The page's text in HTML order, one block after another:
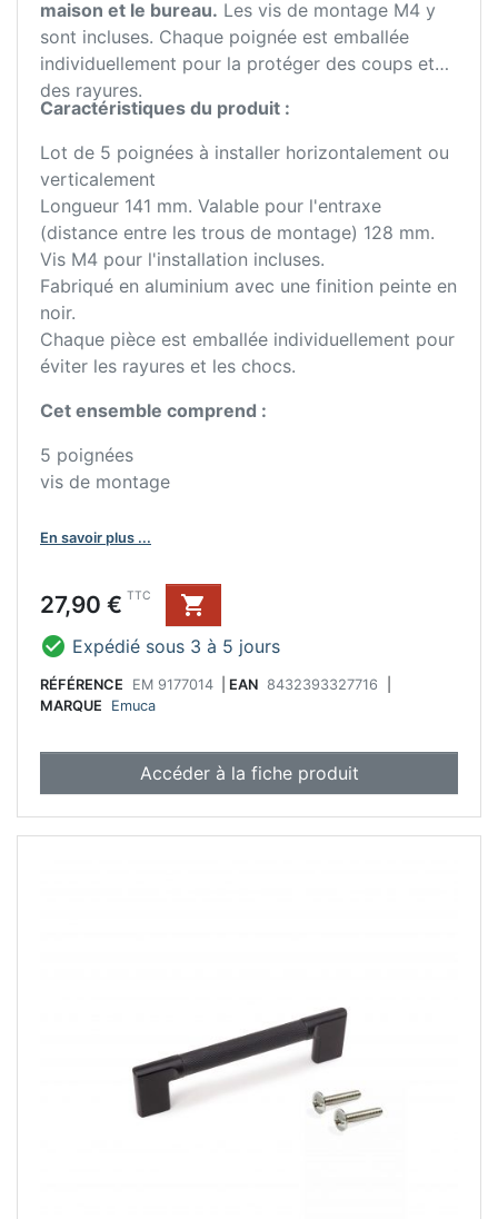
maison et le bureau. Les vis de montage M4 y
sont incluses. Chaque poignée est emballée
individuellement pour la protéger des coups et
des rayures.
Caractéristiques du produit :
Lot de 5 poignées à installer horizontalement ou
verticalement
Longueur 141 mm. Valable pour l'entraxe
(distance entre les trous de montage) 128 mm.
Vis M4 pour l'installation incluses.
Fabriqué en aluminium avec une finition peinte en
noir.
Chaque pièce est emballée individuellement pour
éviter les rayures et les chocs.
Cet ensemble comprend :
5 poignées
vis de montage
En savoir plus ...
Prix
27,90 € TTC

 Expédié sous 3 à 5 jours
RÉFÉRENCE EM 9177014 EAN 8432393327716
MARQUE
Emuca
Accéder à la fiche produit